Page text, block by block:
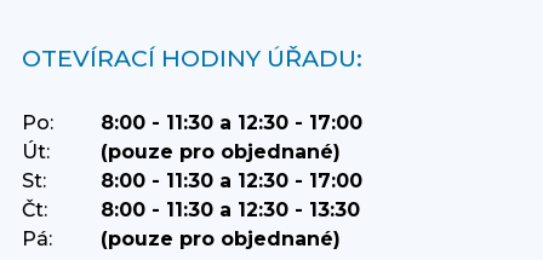
OTEVÍRACÍ HODINY ÚŘADU:
Po:
8:00 - 11:30 a 12:30 - 17:00
Út:
(pouze pro objednané)
St:
8:00 - 11:30 a 12:30 - 17:00
Čt:
8:00 - 11:30 a 12:30 - 13:30
Pá:
(pouze pro objednané)